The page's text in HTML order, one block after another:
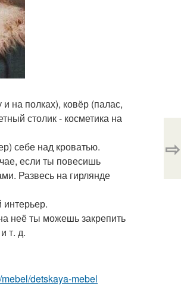
на полках), ковёр (палас,
столик - косметика на
себе над кроватью.
если ты повесишь
Развесь на гирлянде
интерьер.
неё ты можешь закрепить
т. д.
detskaya-mebel
⇨